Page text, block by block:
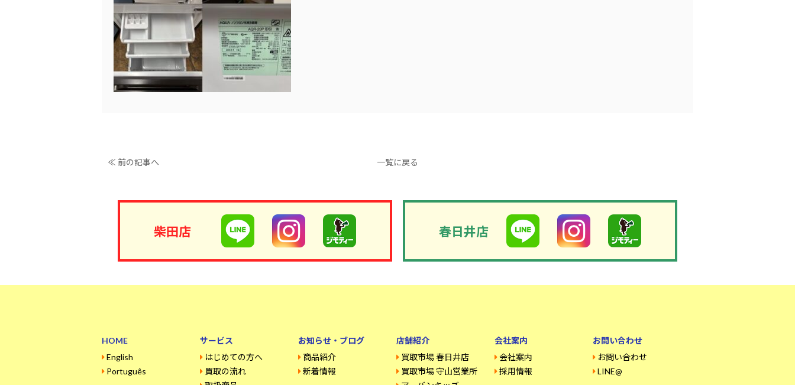
≪ 前の記事へ 一覧に戻る
柴田店 春日井店
HOME
English
Português
サービス
はじめての方へ
買取の流れ
お知らせ・ブログ
商品紹介
新着情報
店舗紹介
買取市場 春日井店
買取市場 守山営業所
会社案内
会社案内
採用情報
お問い合わせ
お問い合わせ
LINE@